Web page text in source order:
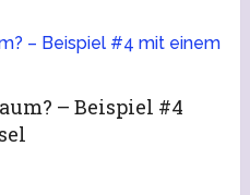
– Beispiel #4